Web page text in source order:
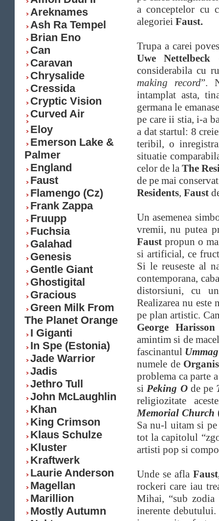
Areknames
Ash Ra Tempel
Brian Eno
Can
Caravan
Chrysalide
Cressida
Cryptic Vision
Curved Air
Eloy
Emerson Lake &
Palmer
England
Faust
Flamengo (Cz)
Frank Zappa
Fruupp
Fuchsia
Galahad
Genesis
Gentle Giant
Ghostigital
Gracious
Green Milk From
The Planet Orange
I Giganti
In Spe (Estonia)
Jade Warrior
Jadis
Jethro Tull
John McLaughlin
Khan
King Crimson
Klaus Schulze
Kluster
Kraftwerk
Laurie Anderson
Magellan
Marillion
Mostly Autumn
a conceptelor cu
alegoriei Faust.
Trupa a carei
Uwe Nettelbeck
considerabila cu
making record”.
intamplat asta,
germana le
pe care ii stia, i-a
a dat startul: 8
teribil, o
situatie
celor de la The
de pe mai
Residents, Faust
Un asemenea
vremii, nu putea
Faust propun o
si artificial, ce
Si le reuseste al
contemporana,
distorsiuni, cu
Realizarea nu este
pe plan artistic.
George Harisson
amintim si de
fascinantul
numele de
problema ca parte
siPeking Ode pe
religiozitate
Memorial Church
Sa nu-l uitam si
tot la capitolul
artisti pop si
Unde se afla
rockeri care iau
Mihai, “sub zodia
inerente